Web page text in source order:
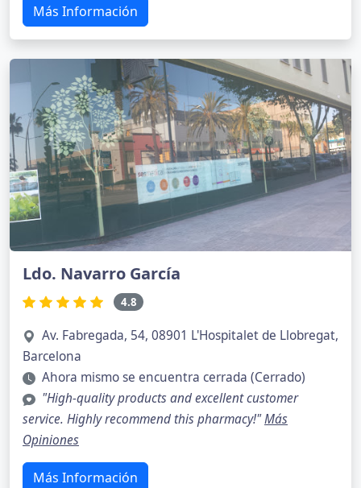
Más Información
Ldo. Navarro García
4.8
Av. Fabregada, 54, 08901 L'Hospitalet de Llobregat,
Barcelona
Ahora mismo se encuentra cerrada (Cerrado)
"High-quality products and excellent customer
service. Highly recommend this pharmacy!"Más
Opiniones
Más Información